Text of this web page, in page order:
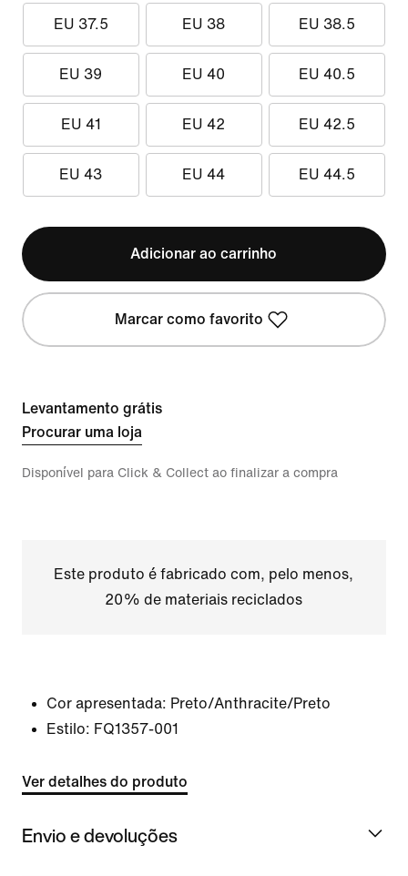
EU 37.5 EU 38 EU 38.5
EU 39 EU 40 EU 40.5
EU 41 EU 42 EU 42.5
EU 43 EU 44 EU 44.5
Adicionar ao carrinho
Marcar como favorito
Levantamento grátis
Procurar uma loja
Disponível para Click & Collect ao finalizar a compra
Este produto é fabricado com, pelo menos,
20% de materiais reciclados
Cor apresentada: Preto/Anthracite/Preto
Estilo: FQ1357-001
Ver detalhes do produto
Envio e devoluções